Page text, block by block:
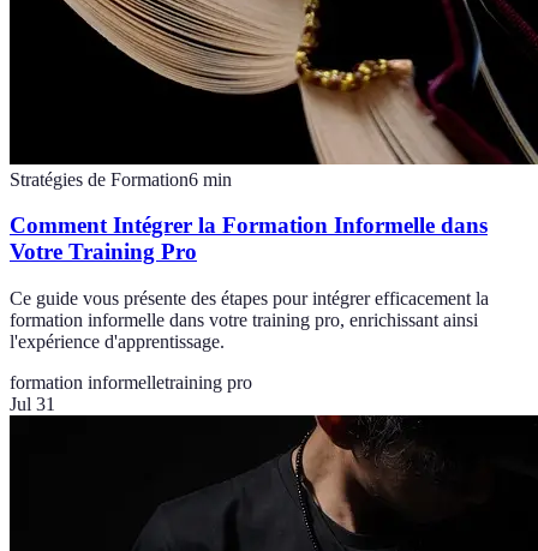
Stratégies de Formation6 min
Comment Intégrer la Formation Informelle dans
Votre Training Pro
Ce guide vous présente des étapes pour intégrer efficacement la
formation informelle dans votre training pro, enrichissant ainsi
l'expérience d'apprentissage.
formation informelletraining pro
Jul 31